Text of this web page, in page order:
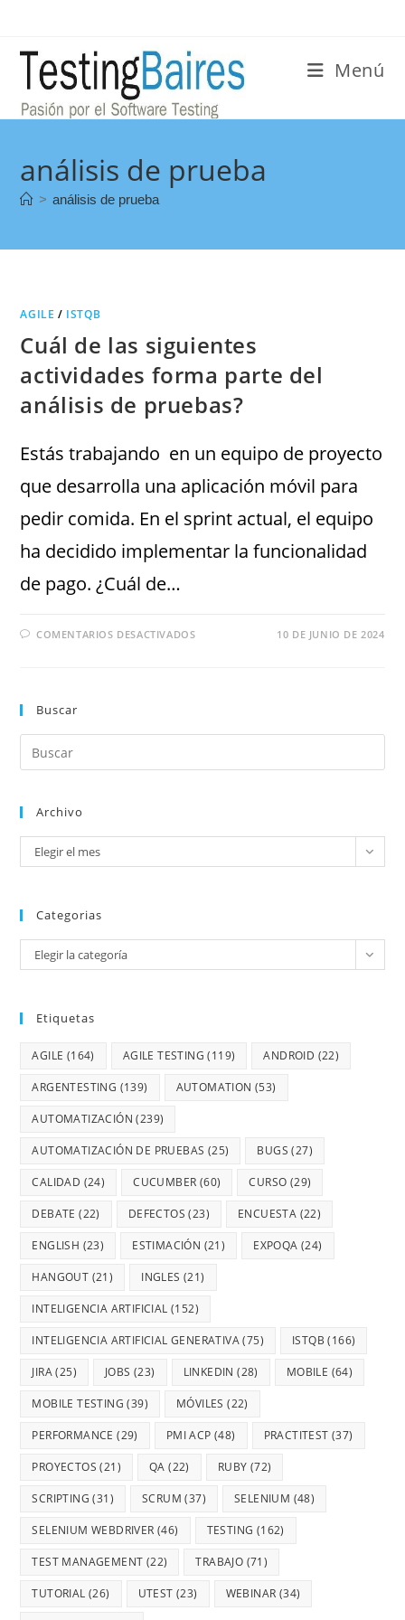
Menú
análisis de prueba
> análisis de prueba
AGILE / ISTQB
Cuál de las siguientes
actividades forma parte del
análisis de pruebas?
Estás trabajando en un equipo de proyecto
que desarrolla una aplicación móvil para
pedir comida. En el sprint actual, el equipo
ha decidido implementar la funcionalidad
de pago. ¿Cuál de…
COMENTARIOS DESACTIVADOS 10 DE JUNIO DE 2024
Buscar
Archivo
Elegir el mes
Categorias
Elegir la categoría
Etiquetas
AGILE (164) AGILE TESTING (119) ANDROID (22)
ARGENTESTING (139) AUTOMATION (53)
AUTOMATIZACIÓN (239)
AUTOMATIZACIÓN DE PRUEBAS (25) BUGS (27)
CALIDAD (24) CUCUMBER (60) CURSO (29)
DEBATE (22) DEFECTOS (23) ENCUESTA (22)
ENGLISH (23) ESTIMACIÓN (21) EXPOQA (24)
HANGOUT (21) INGLES (21)
INTELIGENCIA ARTIFICIAL (152)
INTELIGENCIA ARTIFICIAL GENERATIVA(75) ISTQB (166)
JIRA(25) JOBS (23) LINKEDIN (28) MOBILE (64)
MOBILE TESTING (39) MÓVILES (22)
PERFORMANCE (29) PMI ACP (48) PRACTITEST (37)
PROYECTOS (21) QA (22) RUBY (72)
SCRIPTING (31) SCRUM (37) SELENIUM (48)
SELENIUM WEBDRIVER (46) TESTING (162)
TEST MANAGEMENT (22) TRABAJO (71)
TUTORIAL (26) UTEST (23) WEBINAR (34)